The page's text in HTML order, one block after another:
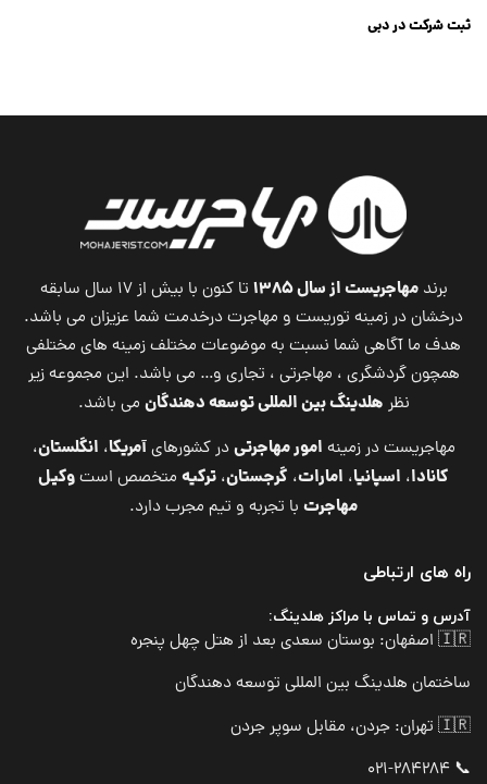
ثبت شرکت در دبی
برندمهاجریست از سال ۱۳۸۵
تا کنون با بیش از ۱۷ سال سابقه
درخشان در زمینه توریست و مهاجرت درخدمت شما عزیزان می باشد.
هدف ما آگاهی شما نسبت به موضوعات مختلف زمینه های مختلفی
همچون گردشگری ، مهاجرتی ، تجاری و… می باشد. این مجموعه زیر
نظر هلدینگ بین المللی توسعه دهندگان می باشد.
مهاجریست در زمینه امور مهاجرتیدر کشورهایآمریکا، انگلستان،
کانادا، اسپانیا، امارات، گرجستان، ترکیه متخصص استوکیل
مهاجرت با تجربه و تیم مجرب دارد.
راه های ارتباطی
آدرس و تماس با مراکز هلدینگ:
🇮🇷 اصفهان: بوستان سعدی بعد از هتل چهل پنجره
ساختمان هلدینگ بین المللی توسعه دهندگان
🇮🇷 تهران: جردن، مقابل سوپر جردن
📞 021-284284